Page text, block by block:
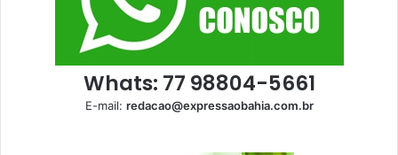
Whats: 77 98804-5661
E-mail: redacao@expressaobahia.com.br